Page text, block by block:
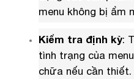
menu không bị ẩm
Kiểm tra định kỳ:
tình trạng của
chữa nếu cần thiết.